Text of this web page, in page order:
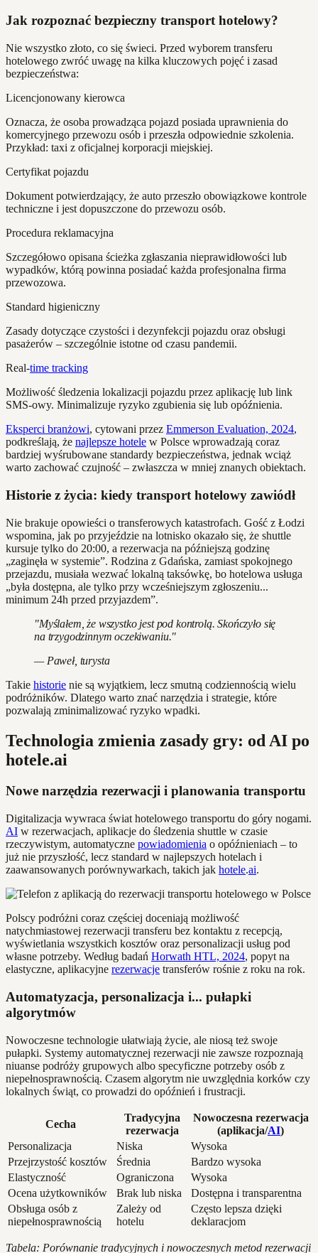
Jak rozpoznać bezpieczny transport hotelowy?
Nie wszystko złoto, co się świeci. Przed wyborem transferu
hotelowego zwróć uwagę na kilka kluczowych pojęć i zasad
bezpieczeństwa:
Licencjonowany kierowca
Oznacza, że osoba prowadząca pojazd posiada uprawnienia do
komercyjnego przewozu osób i przeszła odpowiednie szkolenia.
Przykład: taxi z oficjalnej korporacji miejskiej.
Certyfikat pojazdu
Dokument potwierdzający, że auto przeszło obowiązkowe kontrole
techniczne i jest dopuszczone do przewozu osób.
Procedura reklamacyjna
Szczegółowo opisana ścieżka zgłaszania nieprawidłowości lub
wypadków, którą powinna posiadać każda profesjonalna firma
przewozowa.
Standard higieniczny
Zasady dotyczące czystości i dezynfekcji pojazdu oraz obsługi
pasażerów – szczególnie istotne od czasu pandemii.
Real-time tracking
Możliwość śledzenia lokalizacji pojazdu przez aplikację lub link
SMS-owy. Minimalizuje ryzyko zgubienia się lub opóźnienia.
Eksperci branżowi, cytowani przez Emmerson Evaluation, 2024,
podkreślają, że najlepsze hotele w Polsce wprowadzają coraz
bardziej wyśrubowane standardy bezpieczeństwa, jednak wciąż
warto zachować czujność – zwłaszcza w mniej znanych obiektach.
Historie z życia: kiedy transport hotelowy zawiódł
Nie brakuje opowieści o transferowych katastrofach. Gość z Łodzi
wspomina, jak po przyjeździe na lotnisko okazało się, że shuttle
kursuje tylko do 20:00, a rezerwacja na późniejszą godzinę
„zaginęła w systemie”. Rodzina z Gdańska, zamiast spokojnego
przejazdu, musiała wezwać lokalną taksówkę, bo hotelowa usługa
„była dostępna, ale tylko przy wcześniejszym zgłoszeniu...
minimum 24h przed przyjazdem”.
"Myślałem, że wszystko jest pod kontrolą. Skończyło się
na trzygodzinnym oczekiwaniu."
— Paweł, turysta
Takie historie nie są wyjątkiem, lecz smutną codziennością wielu
podróżników. Dlatego warto znać narzędzia i strategie, które
pozwalają zminimalizować ryzyko wpadki.
Technologia zmienia zasady gry: od AI po
hotele.ai
Nowe narzędzia rezerwacji i planowania transportu
Digitalizacja wywraca świat hotelowego transportu do góry nogami.
AI w rezerwacjach, aplikacje do śledzenia shuttle w czasie
rzeczywistym, automatyczne powiadomienia o opóźnieniach – to
już nie przyszłość, lecz standard w najlepszych hotelach i
zaawansowanych porównywarkach, takich jak hotele.ai.
Polscy podróżni coraz częściej doceniają możliwość
natychmiastowej rezerwacji transferu bez kontaktu z recepcją,
wyświetlania wszystkich kosztów oraz personalizacji usług pod
własne potrzeby. Według badań Horwath HTL, 2024, popyt na
elastyczne, aplikacyjne rezerwacje transferów rośnie z roku na rok.
Automatyzacja, personalizacja i... pułapki
algorytmów
Nowoczesne technologie ułatwiają życie, ale niosą też swoje
pułapki. Systemy automatycznej rezerwacji nie zawsze rozpoznają
niuanse podróży grupowych albo specyficzne potrzeby osób z
niepełnosprawnością. Czasem algorytm nie uwzględnia korków czy
lokalnych świąt, co prowadzi do opóźnień i frustracji.
Cecha
Tradycyjna
rezerwacja
Nowoczesna rezerwacja
(aplikacja/AI)
Personalizacja
Niska
Wysoka
Przejrzystość kosztów
Średnia
Bardzo wysoka
Elastyczność
Ograniczona
Wysoka
Ocena użytkowników
Brak lub niska
Dostępna i transparentna
Obsługa osób z
niepełnosprawnością
Zależy od
hotelu
Często lepsza dzięki
deklaracjom
Tabela: Porównanie tradycyjnych i nowoczesnych metod rezerwacji